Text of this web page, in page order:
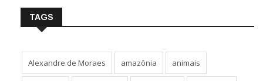
TAGS
Alexandre de Moraes amazônia animais